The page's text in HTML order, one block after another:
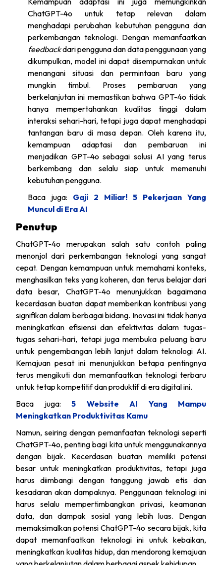
ChatGPT-4o untuk tetap relevan dalam
menghadapi perubahan kebutuhan pengguna dan
perkembangan teknologi. Dengan memanfaatkan
feedbackdari pengguna dan data penggunaan yang
dikumpulkan, model ini dapat disempurnakan untuk
menangani situasi dan permintaan baru yang
mungkin timbul. Proses pembaruan yang
berkelanjutan ini memastikan bahwa GPT-4o tidak
hanya mempertahankan kualitas tinggi dalam
interaksi sehari-hari, tetapi juga dapat menghadapi
tantangan baru di masa depan. Oleh karena itu,
kemampuan adaptasi dan pembaruan ini
menjadikan GPT-4o sebagai solusi AI yang terus
berkembang dan selalu siap untuk memenuhi
kebutuhan pengguna.
Baca juga: Gaji 2 Miliar! 5 Pekerjaan Yang
Muncul di Era AI
Penutup
ChatGPT-4o merupakan salah satu contoh paling
menonjol dari perkembangan teknologi yang sangat
cepat. Dengan kemampuan untuk memahami konteks,
menghasilkan teks yang koheren, dan terus belajar dari
data besar, ChatGPT-4o menunjukkan bagaimana
kecerdasan buatan dapat memberikan kontribusi yang
signifikan dalam berbagai bidang. Inovasi ini tidak hanya
meningkatkan efisiensi dan efektivitas dalam tugas-
tugas sehari-hari, tetapi juga membuka peluang baru
untuk pengembangan lebih lanjut dalam teknologi AI.
Kemajuan pesat ini menunjukkan betapa pentingnya
terus mengikuti dan memanfaatkan teknologi terbaru
untuk tetap kompetitif dan produktif di era digital ini.
Baca juga: 5 Website AI Yang Mampu
Meningkatkan Produktivitas Kamu
Namun, seiring dengan pemanfaatan teknologi seperti
ChatGPT-4o, penting bagi kita untuk menggunakannya
dengan bijak. Kecerdasan buatan memiliki potensi
besar untuk meningkatkan produktivitas, tetapi juga
harus diimbangi dengan tanggung jawab etis dan
kesadaran akan dampaknya. Penggunaan teknologi ini
harus selalu mempertimbangkan privasi, keamanan
data, dan dampak sosial yang lebih luas. Dengan
memaksimalkan potensi ChatGPT-4o secara bijak, kita
dapat memanfaatkan teknologi ini untuk kebaikan,
meningkatkan kualitas hidup, dan mendorong kemajuan